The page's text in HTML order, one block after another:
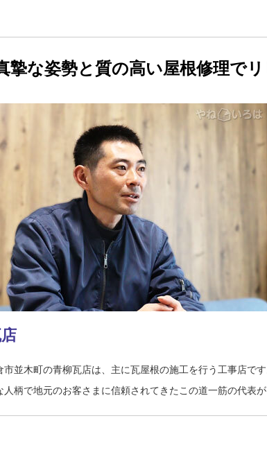
摯な姿勢と質の高い屋根修理で
市並木町の青柳瓦店は、主に瓦屋根の施工を行う工事店で
人柄で地元のお客さまに信頼されてきたこの道一筋の代表